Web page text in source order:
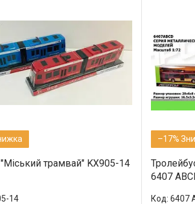
трамвай" KX905-14
14
–17%
6407
6407